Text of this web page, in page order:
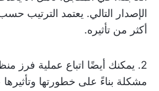
الإصدار التالي. يعتمد الترتيب
أكثر من تأثيره.
2. يمكنك أيضًا اتباع عملية فرز
مشكلة بناءً على خطورتها